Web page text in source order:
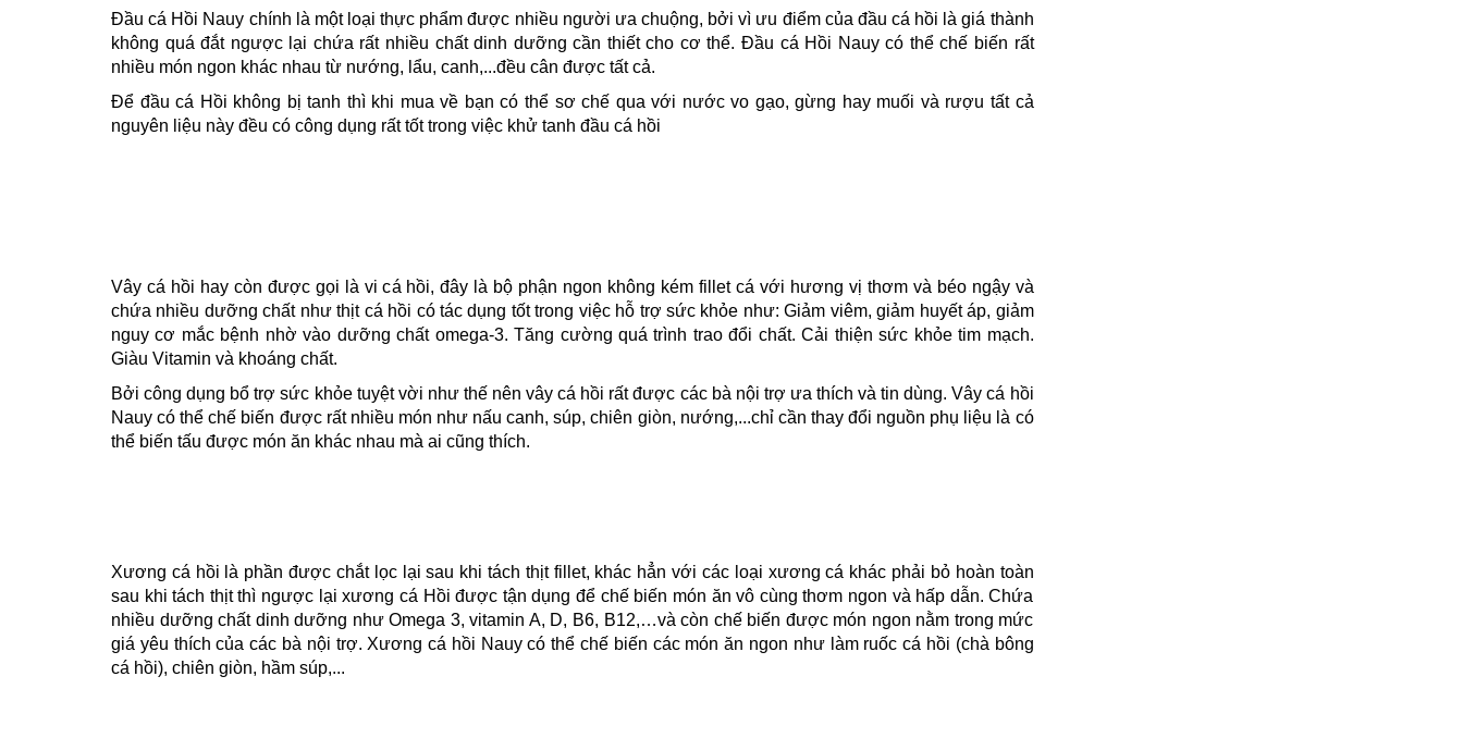
Đầu cá Hồi Nauy chính là một loại thực phẩm được nhiều người ưa chuộng, bởi vì ưu điểm của đầu cá hồi là giá thành
không quá đắt ngược lại chứa rất nhiều chất dinh dưỡng cần thiết cho cơ thể. Đầu cá Hồi Nauy có thể chế biến rất
nhiều món ngon khác nhau từ nướng, lẩu, canh,...đều cân được tất cả.
Để đầu cá Hồi không bị tanh thì khi mua về bạn có thể sơ chế qua với nước vo gạo, gừng hay muối và rượu tất cả
nguyên liệu này đều có công dụng rất tốt trong việc khử tanh đầu cá hồi
Vây cá hồi hay còn được gọi là vi cá hồi, đây là bộ phận ngon không kém fillet cá với hương vị thơm và béo ngậy và
chứa nhiều dưỡng chất như thịt cá hồi có tác dụng tốt trong việc hỗ trợ sức khỏe như:Giảm viêm, giảm huyết áp, giảm
nguy cơ mắc bệnh nhờ vào dưỡng chất omega-3. Tăng cường quá trình trao đổi chất. Cải thiện sức khỏe tim mạch.
Giàu Vitamin và khoáng chất.
Bởi công dụng bổ trợ sức khỏe tuyệt vời như thế nên vây cá hồi rất được các bà nội trợ ưa thích và tin dùng. Vây cá hồi
Nauy có thể chế biến được rất nhiều món như nấu canh, súp, chiên giòn, nướng,...chỉ cần thay đổi nguồn phụ liệu là có
thể biến tấu được món ăn khác nhau mà ai cũng thích.
Xương cá hồi là phần được chắt lọc lại sau khi tách thịt fillet, khác hẳn với các loại xương cá khác phải bỏ hoàn toàn
sau khi tách thịt thì ngược lại xương cá Hồi được tận dụng để chế biến món ăn vô cùng thơm ngon và hấp dẫn. Chứa
nhiều dưỡng chất dinh dưỡng như Omega 3, vitamin A, D, B6, B12,…và còn chế biến được món ngon nằm trong mức
giá yêu thích của các bà nội trợ. Xương cá hồi Nauy có thể chế biến các món ăn ngon như làm ruốc cá hồi (chà bông
cá hồi), chiên giòn, hầm súp,...